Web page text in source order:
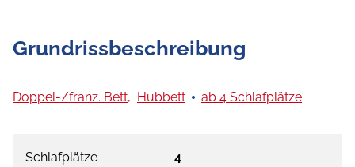
Grundrissbeschreibung
Doppel-/franz. Bett, Hubbett ab 4 Schlafplätze
Schlafplätze 4